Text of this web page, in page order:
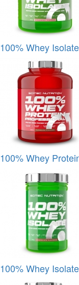
100% Whey
100% Whey
100% Whey